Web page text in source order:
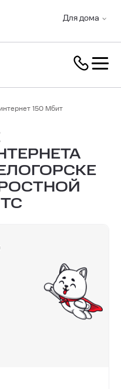
Для дома
150 Мбит